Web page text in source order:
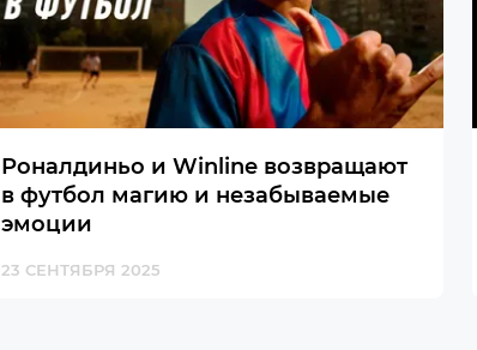
Роналдиньо и Winline возвращают
в футбол магию и незабываемые
эмоции
23 СЕНТЯБРЯ 2025